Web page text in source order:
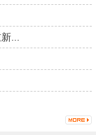
...